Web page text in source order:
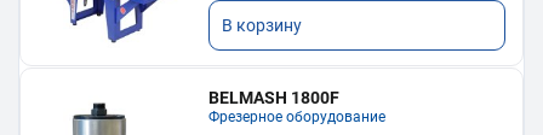
В корзину
BELMASH 1800F
Фрезерное оборудование